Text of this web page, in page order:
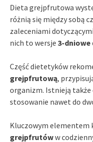
Dieta grejpfrutowa
różnią się między sobą
zaleceniami
nich to wersje 3-dniowe
Część dietetyków
grejpfrutową,
organizm. Istnieją także
stosowanie nawet do
Kluczowym elementem
grejpfrutóww